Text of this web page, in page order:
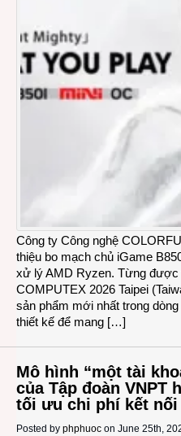
Công ty Công nghệ
thiệu bo mạch chủ iGame
xử lý AMD Ryzen. Từng được
COMPUTEX 2026 Taipei
sản phẩm mới nhất trong
thiết kế để mang […]
Mô hình “một tài
của Tập đoàn VNPT
tối ưu chi phí kết nối
Posted by phphuoc on June 25th,